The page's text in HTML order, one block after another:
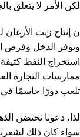
لكن الأمر لا يتعلق
ن إنتاج زيت الأرغان
ويوفر الدخل وفرص
استخراج النفط
ممارسات التجارة
تلعب دورًا حاسمًا في
لذا، دعونا نحتضن
سواء كان ذلك